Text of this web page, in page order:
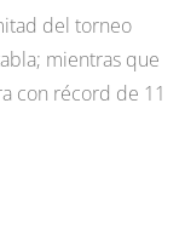
del torneo
mientras que
con récord de 11